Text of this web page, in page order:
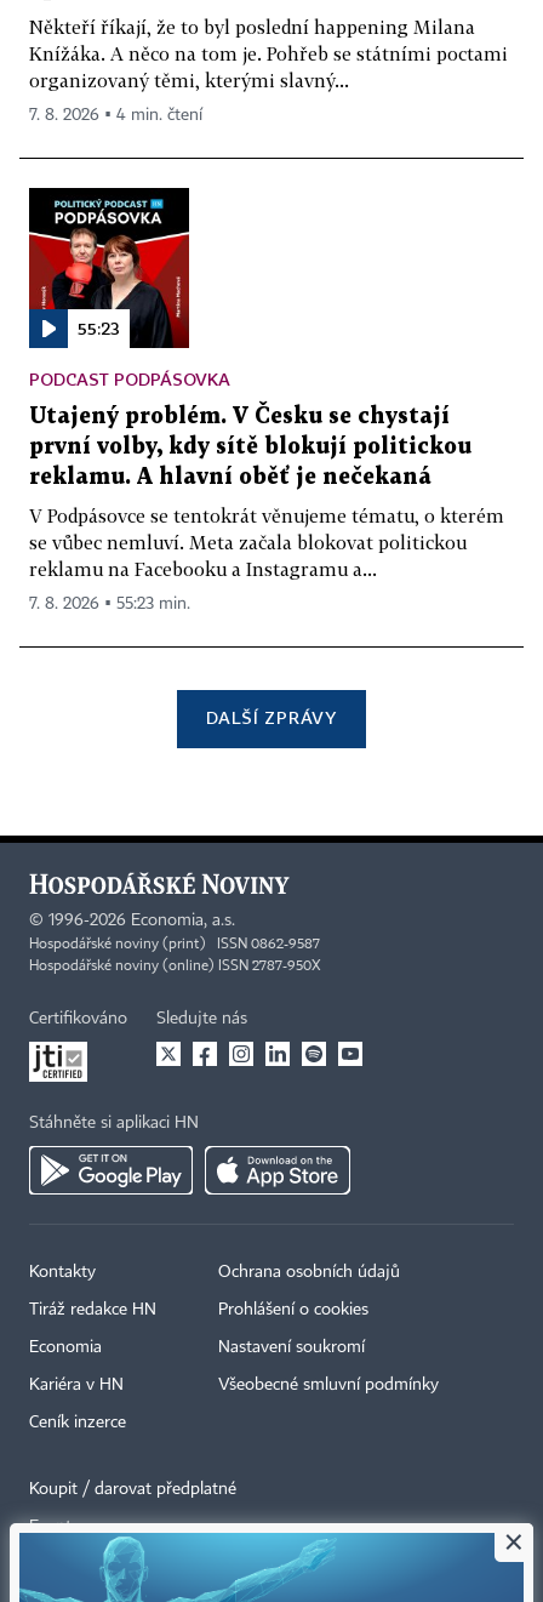
Někteří říkají, že to byl poslední happening Milana
Knížáka. A něco na tom je. Pohřeb se státními poctami
organizovaný těmi, kterými slavný...
7. 8. 2026 ▪ 4 min. čtení
55:23
PODCAST PODPÁSOVKA
Utajený problém. V Česku se chystají
první volby, kdy sítě blokují politickou
reklamu. A hlavní oběť je nečekaná
V Podpásovce se tentokrát věnujeme tématu, o kterém
se vůbec nemluví. Meta začala blokovat politickou
reklamu na Facebooku a Instagramu a...
7. 8. 2026 ▪ 55:23 min.
DALŠÍ ZPRÁVY
© 1996-2026 Economia, a.s.
Hospodářské noviny (print) ISSN 0862-9587
Hospodářské noviny (online) ISSN 2787-950X
Certifikováno Sledujte nás
Stáhněte si aplikaci HN
Kontakty
Tiráž redakce HN
Economia
Kariéra v HN
Ceník inzerce
Ochrana osobních údajů
Prohlášení o cookies
Nastavení soukromí
Všeobecné smluvní podmínky
Koupit / darovat předplatné
Eventy
Newslettery
×